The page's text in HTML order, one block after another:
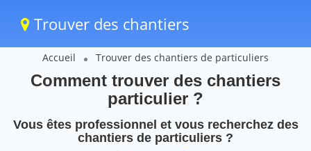
Trouver des chantiers
Accueil Trouver des chantiers de particuliers
Comment trouver des chantiers
particulier ?
Vous êtes professionnel et vous recherchez des
chantiers de particuliers ?